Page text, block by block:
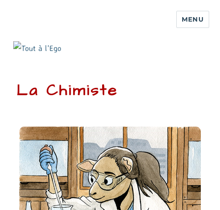
MENU
La Chimiste